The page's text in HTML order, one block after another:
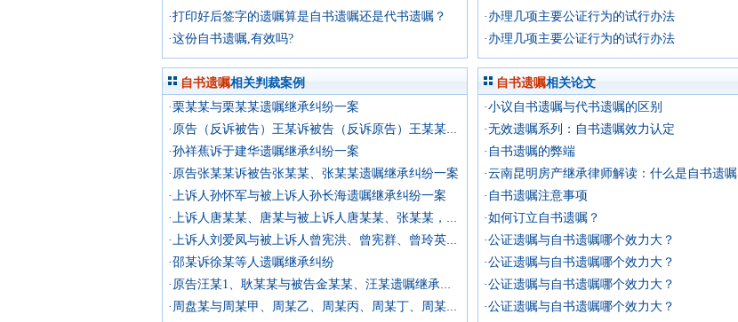
·打印好后签字的遗嘱算是自书遗嘱还是代书遗嘱？
·这份自书遗嘱,有效吗?
·办理几项主要公证行为的试行办法
·办理几项主要公证行为的试行办法
自书遗嘱相关判裁案例
·栗某某与栗某某遗嘱继承纠纷一案
·原告（反诉被告）王某诉被告（反诉原告）王某某为遗嘱继承纠纷一案一审民事判决书
·孙祥蕉诉于建华遗嘱继承纠纷一案
·原告张某某诉被告张某某、张某某遗嘱继承纠纷一案
·上诉人孙怀军与被上诉人孙长海遗嘱继承纠纷一案
·上诉人唐某某、唐某与被上诉人唐某某、张某某，原审被告唐某某、唐某某遗嘱继承纠纷一案
·上诉人刘爱凤与被上诉人曾宪洪、曾宪群、曾玲英、曾文利、曾桂英、曾满莲遗嘱继承纠纷一案
·邵某诉徐某等人遗嘱继承纠纷
·原告汪某1、耿某某与被告金某某、汪某遗嘱继承纠纷
·周盘某与周某甲、周某乙、周某丙、周某丁、周某戊、周娅某遗嘱继承纠纷一案
自书遗嘱相关论文
·小议自书遗嘱与代书遗嘱的区别
·无效遗嘱系列：自书遗嘱效力认定
·自书遗嘱的弊端
·云南昆明房产继承律师解读：什么是自书遗嘱
·自书遗嘱注意事项
·如何订立自书遗嘱？
·公证遗嘱与自书遗嘱哪个效力大？
·公证遗嘱与自书遗嘱哪个效力大？
·公证遗嘱与自书遗嘱哪个效力大？
·公证遗嘱与自书遗嘱哪个效力大？